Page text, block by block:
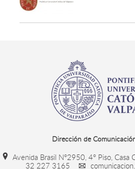
Dirección de
Avenida Brasil N°2950, 4° Piso, Casa
32 227 3165